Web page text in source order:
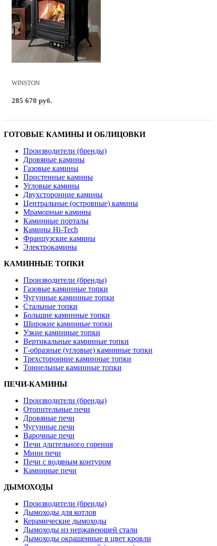
WINSTON
285 670 руб.
ГОТОВЫЕ КАМИНЫ И ОБЛИЦОВКИ
Производители (бренды)
Дровяные камины
Газовые камины
Пристенные камины
Угловые камины
Двухсторонние камины
Центральные (островные) камины
Мраморные камины
Каминные порталы
Камины Hi-Tech
Французские камины
Электрокамины
КАМИННЫЕ ТОПКИ
Производители (бренды)
Газовые каминные топки
Чугунные каминные топки
Стальные топки
Большие каминные топки
Широкие каминные топки
Узкие каминные топки
Вертикальные каминные топки
Г-образные (угловые) каминные топки
Трехсторонние каминные топки
Тоннельные каминные топки
ПЕЧИ-КАМИНЫ
Производители (бренды)
Отопительные печи
Дровяные печи
Чугунные печи
Варочные печи
Печи длительного горения
Мини печи
Печи с водяным контуром
Каминные печи
ДЫМОХОДЫ
Производители (бренды)
Дымоходы для котлов
Керамические дымоходы
Дымоходы из нержавеющей стали
Дымоходы окрашенные в цвет кровли